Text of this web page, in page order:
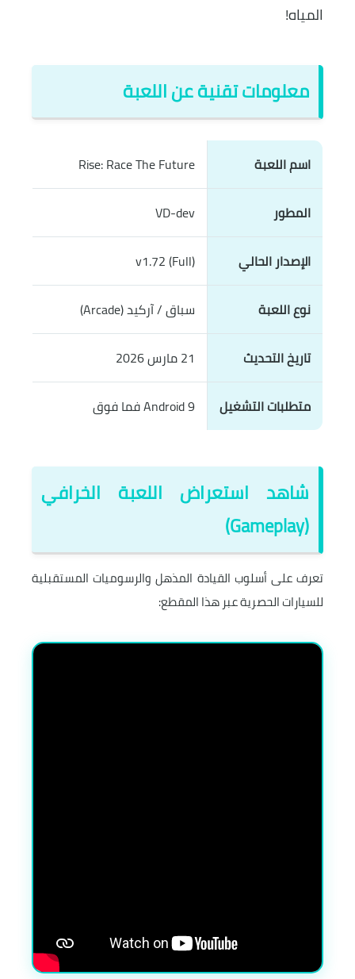
المياه!
معلومات تقنية عن اللعبة
اسم اللعبة Rise: Race The Future
المطور VD-dev
الإصدار الحالي v1.72 (Full)
نوع اللعبة سباق / آركيد (Arcade)
تاريخ التحديث 21 مارس 2026
متطلبات التشغيل Android 9 فما فوق
شاهد استعراض اللعبة الخرافي
(Gameplay)
تعرف على أسلوب القيادة المذهل والرسوميات المستقبلية
للسيارات الحصرية عبر هذا المقطع: